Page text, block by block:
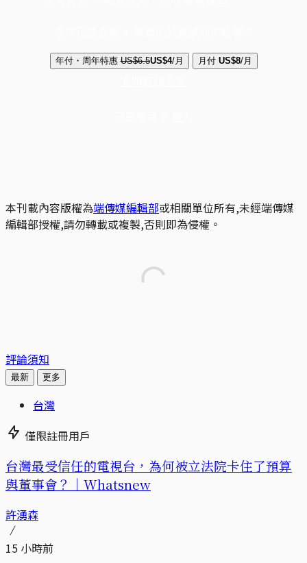
年付・周年特惠 US$6.5US$4/月 月付 US$8/月
本刊載內容版權為端傳媒編輯部或相關單位所有,未經端傳媒
編輯部授權,請勿轉載或複製,否則即為侵權。
評論須知
最新 更多
台灣
僅限註冊用戶
台灣最受信任的電視台，為何被立法院卡住了預算
與董事會？｜Whatsnew
許湧森
15 小時前